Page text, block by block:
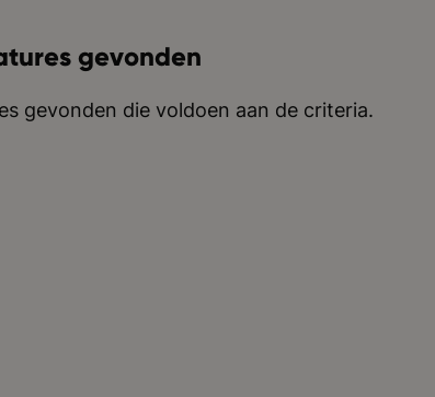
gevonden
gevonden die voldoen aan de criteria.